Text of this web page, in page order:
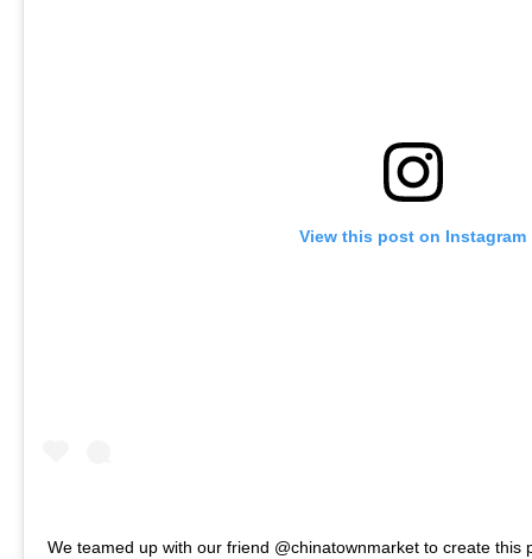
View this post on Instagram
We teamed up with our friend @chinatownmarket to create this